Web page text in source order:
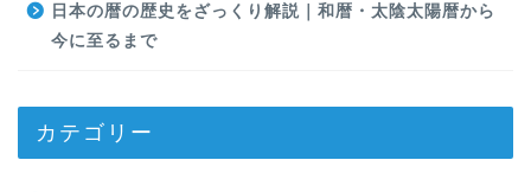
日本の暦の歴史をざっくり解説｜和暦・太陰太陽暦から
今に至るまで
カテゴリー